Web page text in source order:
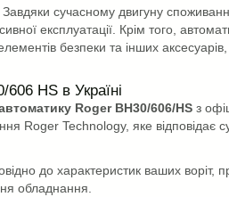
сучасному двигуну
експлуатації. Крім того,
безпеки та інших
HS в Україні
Roger BH30/606/HS з
Roger Technology, яке відповідає
до характеристик ваших воріт,
обладнання.